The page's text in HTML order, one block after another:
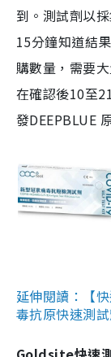
到。測試劑以
15分鐘知道結
購數量，需要
在確認後10至
發DEEPBLUE
延伸閱讀：【
毒抗原快速測